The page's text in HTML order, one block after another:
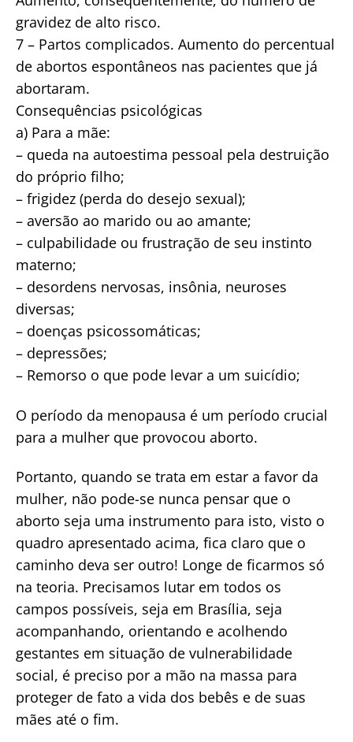
gravidez de alto risco.
7 – Partos complicados. Aumento do percentual
de abortos espontâneos nas pacientes que já
abortaram.
Consequências psicológicas
a) Para a mãe:
– queda na autoestima pessoal pela destruição
do próprio filho;
– frigidez (perda do desejo sexual);
– aversão ao marido ou ao amante;
– culpabilidade ou frustração de seu instinto
materno;
– desordens nervosas, insônia, neuroses
diversas;
– doenças psicossomáticas;
– depressões;
– Remorso o que pode levar a um suicídio;
O período da menopausa é um período crucial
para a mulher que provocou aborto.
Portanto, quando se trata em estar a favor da
mulher, não pode-se nunca pensar que o
aborto seja uma instrumento para isto, visto o
quadro apresentado acima, fica claro que o
caminho deva ser outro! Longe de ficarmos só
na teoria. Precisamos lutar em todos os
campos possíveis, seja em Brasília, seja
acompanhando, orientando e acolhendo
gestantes em situação de vulnerabilidade
social, é preciso por a mão na massa para
proteger de fato a vida dos bebês e de suas
mães até o fim.